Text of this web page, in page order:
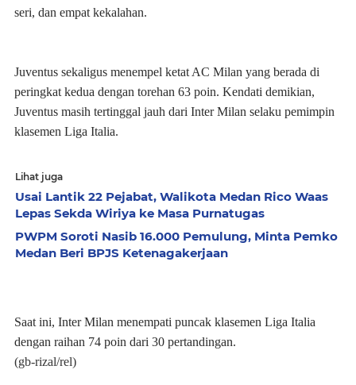
seri, dan empat kekalahan.
Juventus sekaligus menempel ketat AC Milan yang berada di
peringkat kedua dengan torehan 63 poin. Kendati demikian,
Juventus masih tertinggal jauh dari Inter Milan selaku pemimpin
klasemen Liga Italia.
Lihat juga
Usai Lantik 22 Pejabat, Walikota Medan Rico Waas
Lepas Sekda Wiriya ke Masa Purnatugas
PWPM Soroti Nasib 16.000 Pemulung, Minta Pemko
Medan Beri BPJS Ketenagakerjaan
Saat ini, Inter Milan menempati puncak klasemen Liga Italia
dengan raihan 74 poin dari 30 pertandingan.
(gb-rizal/rel)